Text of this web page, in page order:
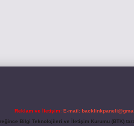
Reklam ve İletişim: E-mail:
Bilgi Teknolojileri ve İletişim Kurumu (BTK)